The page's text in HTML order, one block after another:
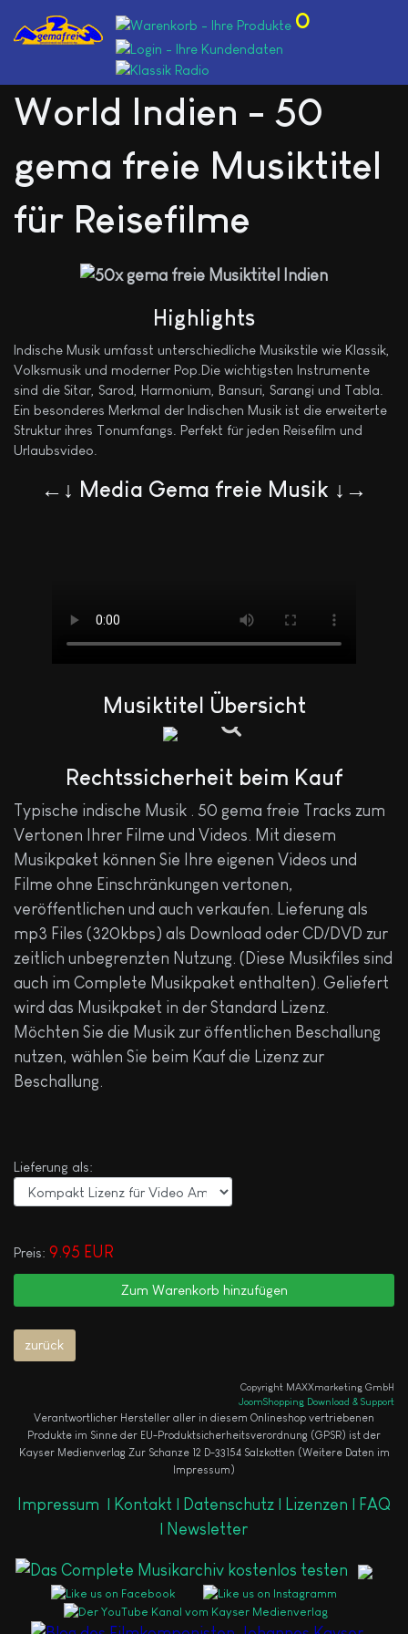
0
World Indien - 50
gema freie Musiktitel
für Reisefilme
Highlights
Indische Musik umfasst unterschiedliche Musikstile wie Klassik,
Volksmusik und moderner Pop.Die wichtigsten Instrumente
sind die Sitar, Sarod, Harmonium, Bansuri, Sarangi und Tabla.
Ein besonderes Merkmal der Indischen Musik ist die erweiterte
Struktur ihres Tonumfangs. Perfekt für jeden Reisefilm und
Urlaubsvideo.
←↓ Media Gema freie Musik ↓→
Musiktitel Übersicht
Rechtssicherheit beim Kauf
Typische indische Musik . 50 gema freie Tracks zum
Vertonen Ihrer Filme und Videos. Mit diesem
Musikpaket können Sie Ihre eigenen Videos und
Filme ohne Einschränkungen vertonen,
veröffentlichen und auch verkaufen. Lieferung als
mp3 Files (320kbps) als Download oder CD/DVD zur
zeitlich unbegrenzten Nutzung. (Diese Musikfiles sind
auch im Complete Musikpaket enthalten). Geliefert
wird das Musikpaket in der Standard Lizenz.
Möchten Sie die Musik zur öffentlichen Beschallung
nutzen, wählen Sie beim Kauf die Lizenz zur
Beschallung.
Lieferung als:
Preis: 9.95 EUR
Copyright MAXXmarketing GmbH
JoomShopping Download & Support
Verantwortlicher Hersteller aller in diesem Onlineshop vertriebenen
Produkte im Sinne der EU-Produktsicherheitsverordnung (GPSR) ist der
Kayser Medienverlag Zur Schanze 12 D-33154 Salzkotten (Weitere Daten im
Impressum)
Impressum | Kontakt | Datenschutz | Lizenzen | FAQ
| Newsletter